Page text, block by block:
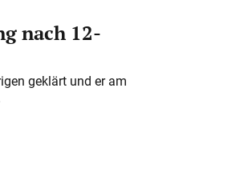
nach 12-
geklärt und er am